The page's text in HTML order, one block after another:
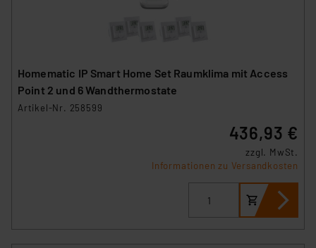
Homematic IP Smart Home Set Raumklima mit Access
Point 2 und 6 Wandthermostate
Artikel-Nr. 258599
436,93 €
zzgl. MwSt.
Informationen zu Versandkosten